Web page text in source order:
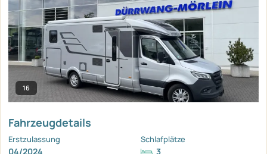
16
Fahrzeugdetails
Erstzulassung
04/2024
Schlafplätze
3